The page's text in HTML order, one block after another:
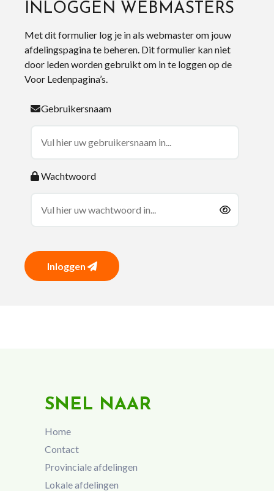
INLOGGEN WEBMASTERS
Met dit formulier log je in als webmaster om jouw
afdelingspagina te beheren. Dit formulier kan niet
door leden worden gebruikt om in te loggen op de
Voor Ledenpagina’s.
Gebruikersnaam
Wachtwoord
Inloggen
SNEL NAAR
Home
Contact
Provinciale afdelingen
Lokale afdelingen